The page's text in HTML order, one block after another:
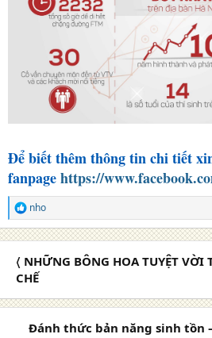
Để biết thêm thông tin chi tiết
fanpagehttps://
R
e
a
n
nho
〈 NHỮNG BÔNG HOA TUYỆT
CHẾ
Đánh thức bản năng sinh tồn